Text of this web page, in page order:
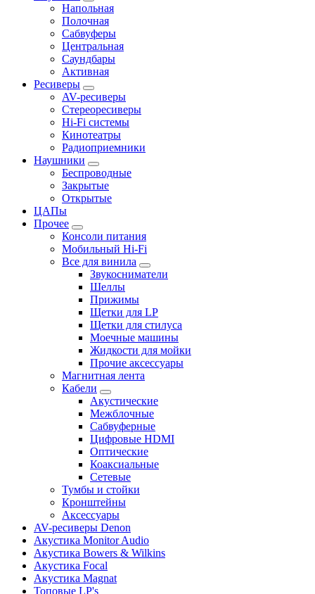
Напольная
Полочная
Сабвуферы
Центральная
Саундбары
Активная
Ресиверы
AV-ресиверы
Стереоресиверы
Hi-Fi системы
Кинотеатры
Радиоприемники
Наушники
Беспроводные
Закрытые
Открытые
ЦАПы
Прочее
Консоли питания
Мобильный Hi-Fi
Все для винила
Звукосниматели
Шеллы
Прижимы
Щетки для LP
Щетки для стилуса
Моечные машины
Жидкости для мойки
Прочие аксессуары
Магнитная лента
Кабели
Акустические
Межблочные
Сабвуферные
Цифровые HDMI
Оптические
Коаксиальные
Сетевые
Тумбы и стойки
Кронштейны
Аксессуары
AV-ресиверы Denon
Акустика Monitor Audio
Акустика Bowers & Wilkins
Акустика Focal
Акустика Magnat
Топовые LP's